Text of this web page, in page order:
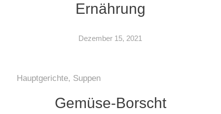
Ernährung
Dezember 15, 2021
Hauptgerichte, Suppen
Gemüse-Borscht